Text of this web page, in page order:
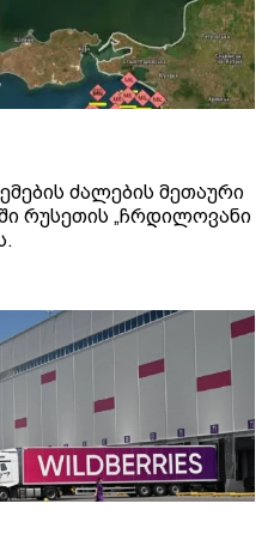
ძალების მეთაური
რუსეთის „ჩრდილოვანი